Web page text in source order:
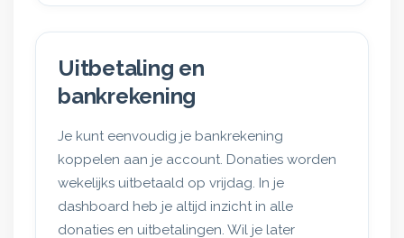
Uitbetaling en
bankrekening
Je kunt eenvoudig je bankrekening
koppelen aan je account. Donaties worden
wekelijks uitbetaald op vrijdag. In je
dashboard heb je altijd inzicht in alle
donaties en uitbetalingen. Wil je later